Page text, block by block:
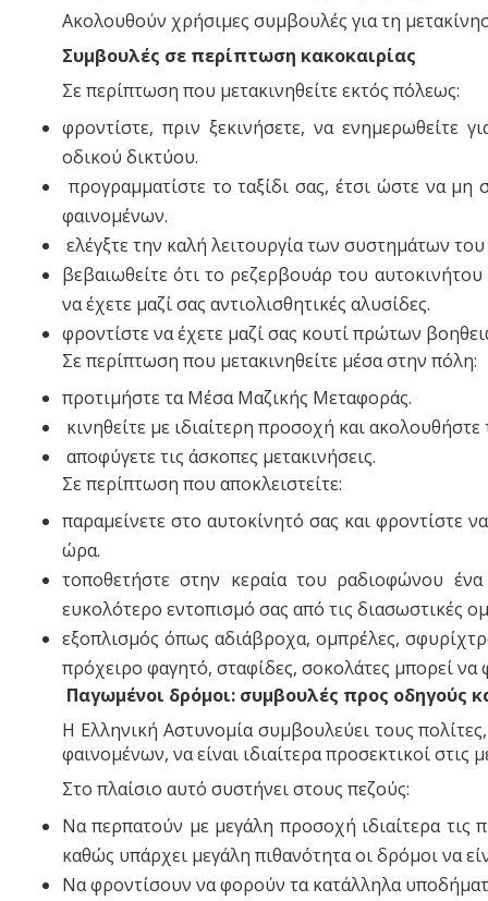
Ακολουθούν χρήσιμες συμβουλές για τη
Συμβουλές σε περίπτωση κακοκαιρίας
Σε περίπτωση που μετακινηθείτε εκτός πόλεως:
φροντίστε, πριν ξεκινήσετε, να ενημερωθείτε
οδικού δικτύου.
προγραμματίστε το ταξίδι σας, έτσι ώστε να
φαινομένων.
ελέγξτε την καλή λειτουργία των συστημάτων
βεβαιωθείτε ότι το ρεζερβουάρ του
να έχετε μαζί σας αντιολισθητικές αλυσίδες.
φροντίστε να έχετε μαζί σας κουτί πρώτων
Σε περίπτωση που μετακινηθείτε μέσα στην πόλη:
προτιμήστε τα Μέσα Μαζικής Μεταφοράς.
κινηθείτε με ιδιαίτερη προσοχή και
αποφύγετε τις άσκοπες μετακινήσεις.
Σε περίπτωση που αποκλειστείτε:
παραμείνετε στο αυτοκίνητό σας και φροντίστε
ώρα.
τοποθετήστε στην κεραία του ραδιοφώνου
ευκολότερο εντοπισμό σας από τις διασωστικές
εξοπλισμός όπως αδιάβροχα, ομπρέλες,
πρόχειρο φαγητό, σταφίδες, σοκολάτες μπορεί να
Παγωμένοι δρόμοι: συμβουλές προς οδηγούς
Η Ελληνική Αστυνομία συμβουλεύει τους
φαινομένων, να είναι ιδιαίτερα προσεκτικοί στις
Στο πλαίσιο αυτό συστήνει στους πεζούς:
Να περπατούν με μεγάλη προσοχή ιδιαίτερα τις
καθώς υπάρχει μεγάλη πιθανότητα οι δρόμοι να
Να φροντίσουν να φορούν τα κατάλληλα